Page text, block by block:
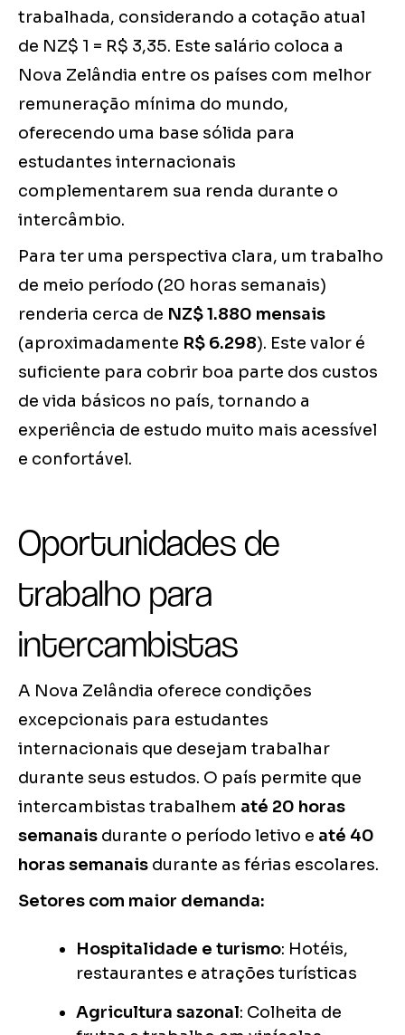
trabalhada, considerando a cotação atual
de NZ$ 1 = R$ 3,35. Este salário coloca a
Nova Zelândia entre os países com melhor
remuneração mínima do mundo,
oferecendo uma base sólida para
estudantes internacionais
complementarem sua renda durante o
intercâmbio.
Para ter uma perspectiva clara, um trabalho
de meio período (20 horas semanais)
renderia cerca de NZ$ 1.880 mensais
(aproximadamente R$ 6.298). Este valor é
suficiente para cobrir boa parte dos custos
de vida básicos no país, tornando a
experiência de estudo muito mais acessível
e confortável.
Oportunidades de
trabalho para
intercambistas
A Nova Zelândia oferece condições
excepcionais para estudantes
internacionais que desejam trabalhar
durante seus estudos. O país permite que
intercambistas trabalhem até 20 horas
semanais durante o período letivo e até 40
horas semanais durante as férias escolares.
Setores com maior demanda:
Hospitalidade e turismo: Hotéis,
restaurantes e atrações turísticas
Agricultura sazonal: Colheita de